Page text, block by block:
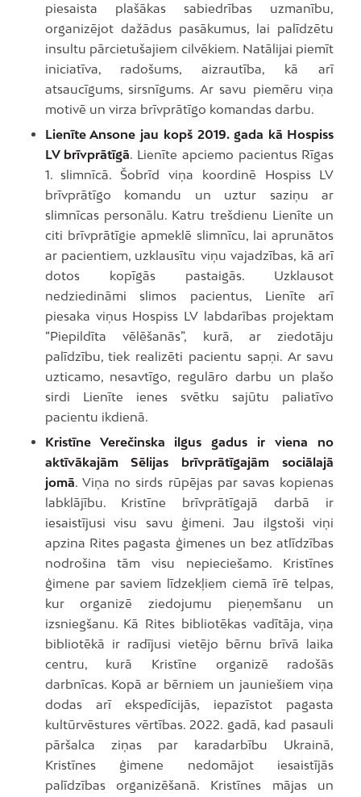
piesaista plašākas sabiedrības uzmanību,
organizējot dažādus pasākumus, lai palīdzētu
insultu pārcietušajiem cilvēkiem. Natālijai piemīt
iniciatīva, radošums, aizrautība, kā arī
atsaucīgums, sirsnīgums. Ar savu piemēru viņa
motivē un virza brīvprātīgo komandas darbu.
Lienīte Ansone jau kopš 2019. gada kā Hospiss
LV brīvprātīgā. Lienīte apciemo pacientus Rīgas
1. slimnīcā. Šobrīd viņa koordinē Hospiss LV
brīvprātīgo komandu un uztur saziņu ar
slimnīcas personālu. Katru trešdienu Lienīte un
citi brīvprātīgie apmeklē slimnīcu, lai aprunātos
ar pacientiem, uzklausītu viņu vajadzības, kā arī
dotos kopīgās pastaigās. Uzklausot
nedziedināmi slimos pacientus, Lienīte arī
piesaka viņus Hospiss LV labdarības projektam
“Piepildīta vēlēšanās”, kurā, ar ziedotāju
palīdzību, tiek realizēti pacientu sapņi. Ar savu
uzticamo, nesavtīgo, regulāro darbu un plašo
sirdi Lienīte ienes svētku sajūtu paliatīvo
pacientu ikdienā.
Kristīne Verečinska ilgus gadus ir viena no
aktīvākajām Sēlijas brīvprātīgajām sociālajā
jomā. Viņa no sirds rūpējas par savas kopienas
labklājību. Kristīne brīvprātīgajā darbā ir
iesaistījusi visu savu ģimeni. Jau ilgstoši viņi
apzina Rites pagasta ģimenes un bez atlīdzības
nodrošina tām visu nepieciešamo. Kristīnes
ģimene par saviem līdzekļiem ciemā īrē telpas,
kur organizē ziedojumu pieņemšanu un
izsniegšanu. Kā Rites bibliotēkas vadītāja, viņa
bibliotēkā ir radījusi vietējo bērnu brīvā laika
centru, kurā Kristīne organizē radošās
darbnīcas. Kopā ar bērniem un jauniešiem viņa
dodas arī ekspedīcijās, iepazīstot pagasta
kultūrvēstures vērtības. 2022. gadā, kad pasauli
pāršalca ziņas par karadarbību Ukrainā,
Kristīnes ģimene nedomājot iesaistījās
palīdzības organizēšanā. Kristīnes mājas un